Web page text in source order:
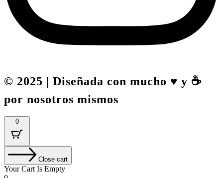
© 2025 | Diseñada con mucho ♥️ y ☕
por nosotros mismos
0
Close cart
Your Cart Is Empty